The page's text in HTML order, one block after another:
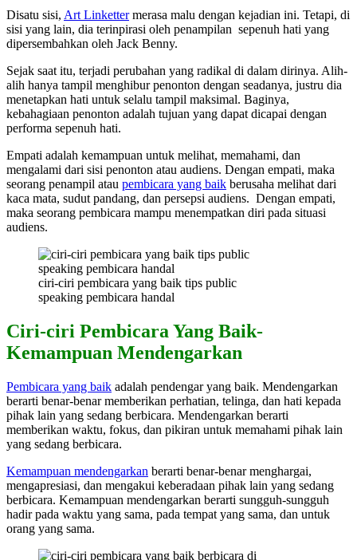
Disatu sisi, Art Linkettermerasa malu dengan kejadian ini. Tetapi, di
sisi yang lain, dia terinpirasi oleh penampilan sepenuh hati yang
dipersembahkan oleh Jack Benny.
Sejak saat itu, terjadi perubahan yang radikal di dalam dirinya. Alih-
alih hanya tampil menghibur penonton dengan seadanya, justru dia
menetapkan hati untuk selalu tampil maksimal. Baginya,
kebahagiaan penonton adalah tujuan yang dapat dicapai dengan
performa sepenuh hati.
Empati adalah kemampuan untuk melihat, memahami, dan
mengalami dari sisi penonton atau audiens. Dengan empati, maka
seorang penampil atau pembicara yang baik berusaha melihat dari
kaca mata, sudut pandang, dan persepsi audiens. Dengan empati,
maka seorang pembicara mampu menempatkan diri pada situasi
audiens.
ciri-ciri pembicara yang baik tips public
speaking pembicara handal
Ciri-ciri Pembicara Yang Baik-
Kemampuan Mendengarkan
Pembicara yang baik adalah pendengar yang baik. Mendengarkan
berarti benar-benar memberikan perhatian, telinga, dan hati kepada
pihak lain yang sedang berbicara. Mendengarkan berarti
memberikan waktu, fokus, dan pikiran untuk memahami pihak lain
yang sedang berbicara.
Kemampuan mendengarkan berarti benar-benar menghargai,
mengapresiasi, dan mengakui keberadaan pihak lain yang sedang
berbicara. Kemampuan mendengarkan berarti sungguh-sungguh
hadir pada waktu yang sama, pada tempat yang sama, dan untuk
orang yang sama.